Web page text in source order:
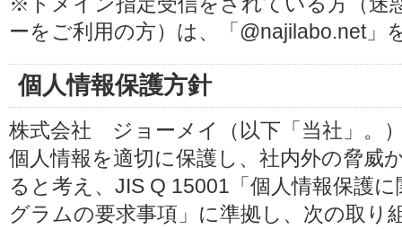
ーをご利用の方）は、「@najilabo.net」
個人情報保護方針
株式会社 ジョーメイ（以下「当社」。
個人情報を適切に保護し、社内外の脅威
ると考え、JIS Q 15001「個人情報保護
グラムの要求事項」に準拠し、次の取り